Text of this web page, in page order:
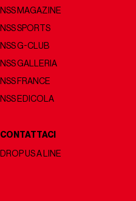
NSS MAGAZINE
NSS SPORTS
NSS G-CLUB
NSS GALLERIA
NSS FRANCE
NSS EDICOLA
CONTATTACI
DROP US A LINE